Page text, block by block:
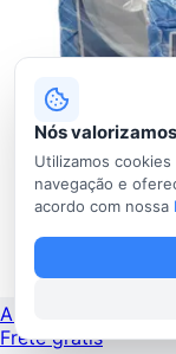
Absorvente
Frete grátis
Nós
Utilizamos
navegação e
acordo com nossa